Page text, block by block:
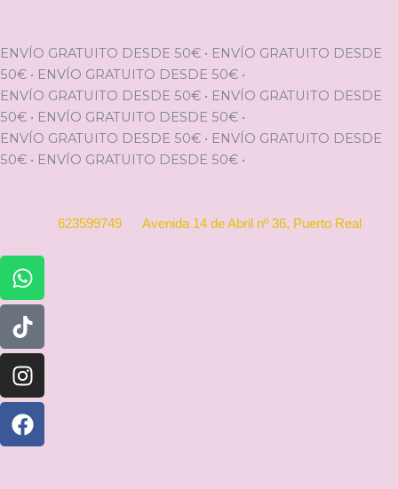
contenido
ENVÍO GRATUITO DESDE 50€ • ENVÍO GRATUITO DESDE
50€ • ENVÍO GRATUITO DESDE 50€ •
ENVÍO GRATUITO DESDE 50€ • ENVÍO GRATUITO DESDE
50€ • ENVÍO GRATUITO DESDE 50€ •
ENVÍO GRATUITO DESDE 50€ • ENVÍO GRATUITO DESDE
50€ • ENVÍO GRATUITO DESDE 50€ •
623599749 Avenida 14 de Abril nº 36, Puerto Real
Whatsapp
Tiktok
Instagram
Facebook